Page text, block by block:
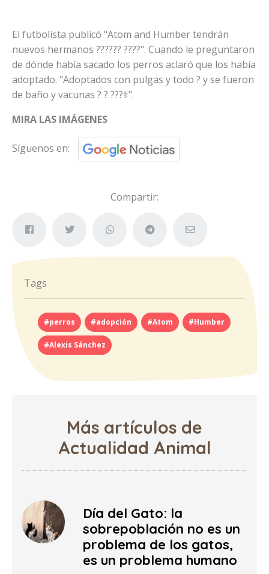
El futbolista publicó "Atom and Humber tendrán
nuevos hermanos ?????? ????". Cuando le preguntaron
de dónde había sacado los perros aclaró que los había
adoptado. "Adoptados con pulgas y todo ? y se fueron
de baño y vacunas ? ? ???‍⚕️".
MIRA LAS IMÁGENES
Síguenos en:
Compartir:
Tags
#perros #adopción #Atom #Humber
#Alexis Sánchez
Más artículos de
Actualidad Animal
Día del Gato: la
sobrepoblación no es un
problema de los gatos,
es un problema humano